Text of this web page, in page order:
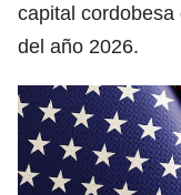
capital
del año 2026.